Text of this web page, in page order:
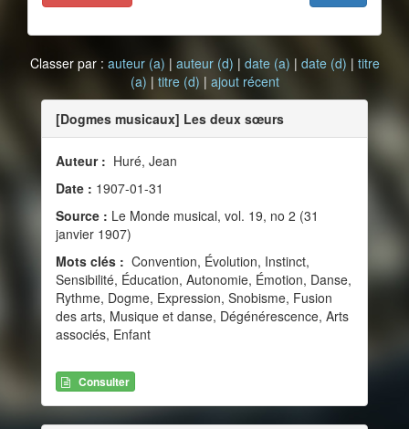
Classer par : auteur (a) | auteur (d) | date (a) | date (d) | titre
(a) | titre (d) | ajout récent
[Dogmes musicaux] Les deux sœurs
Auteur : Huré, Jean
Date : 1907-01-31
Source : Le Monde musical, vol. 19, no 2 (31
janvier 1907)
Mots clés : Convention, Évolution, Instinct,
Sensibilité, Éducation, Autonomie, Émotion, Danse,
Rythme, Dogme, Expression, Snobisme, Fusion
des arts, Musique et danse, Dégénérescence, Arts
associés, Enfant
Consulter